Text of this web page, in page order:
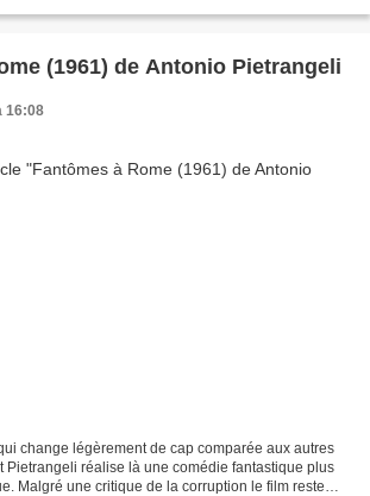
(1961) de Antonio Pietrangeli
16:08
change légèrement de cap comparée aux autres
Pietrangeli réalise là une comédie fantastique plus
Malgré une critique de la corruption le film reste